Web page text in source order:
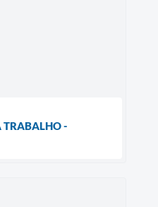
TRABALHO -